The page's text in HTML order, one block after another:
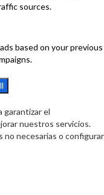
sources.
based on your previous
garantizar el
nuestros servicios.
no necesarias o configurar